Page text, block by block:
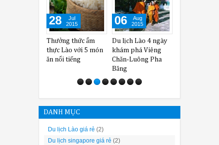
Thưởng thức ẩm
thực Lào với 5 món
Du lịch Lào 4 ngày
khám phá Viêng
Chăn-Luông Pha
06
Aug
2015
Thác Kuang Si - Du
lịch Lào giá rẻ 2015
07
Aug
2015
DANH MỤC
Du lịch Lào giá rẻ (2)
Du lịch singapore giá rẻ (2)